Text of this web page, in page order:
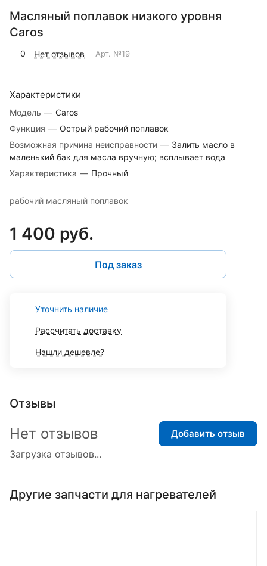
Масляный поплавок низкого уровня
Caros
0 Нет отзывов Арт. №19
Характеристики
Модель — Caros
Функция — Острый рабочий поплавок
Возможная причина неисправности — Залить масло в
маленький бак для масла вручную; всплывает вода
Характеристика — Прочный
рабочий масляный поплавок
1 400 руб.
Под заказ
Уточнить наличие
Рассчитать доставку
Нашли дешевле?
Отзывы
Загрузка отзывов...
Нет отзывов Добавить отзыв
Другие запчасти для нагревателей